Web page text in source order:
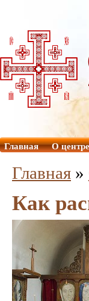
Главная О центре
Главная »
Как